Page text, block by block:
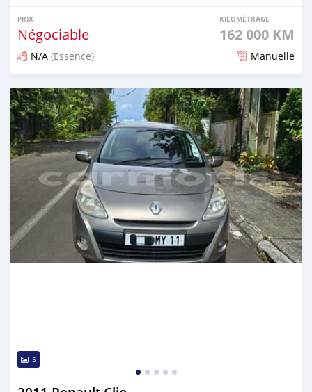
PRIX
Négociable
KILOMÉTRAGE
162 000 KM
N/A (Essence) Manuelle
Publié il y a plus d'un an
5